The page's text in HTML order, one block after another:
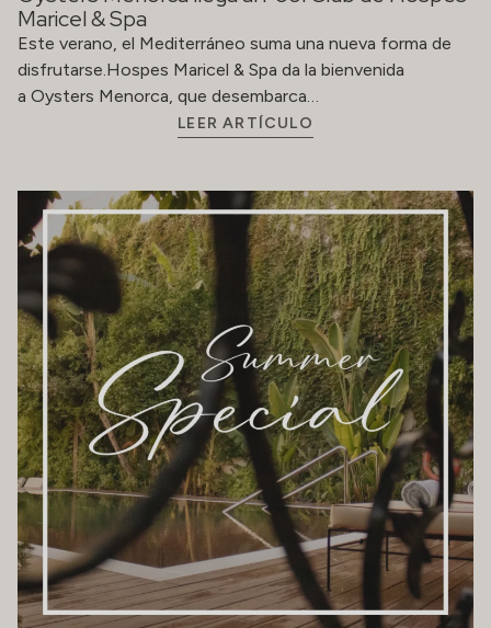
Maricel & Spa
Este verano, el Mediterráneo suma una nueva forma de
disfrutarse.Hospes Maricel & Spa da la bienvenida
a Oysters Menorca, que desembarca…
LEER ARTÍCULO